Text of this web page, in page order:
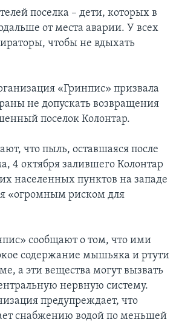
поселка – дети, которых в
от места аварии. У всех
чтобы не вдыхать
«Гринпис» призвала
не допускать возвращения
поселок Колонтар.
что пыль, оставшаяся после
4 октября залившего Колонтар
населенных пунктов на западе
«огромным риском для
сообщают о том, что ими
содержание мышьяка и ртути
а эти вещества могут вызвать
нервную систему.
предупреждает, что
снабжению водой по меньшей